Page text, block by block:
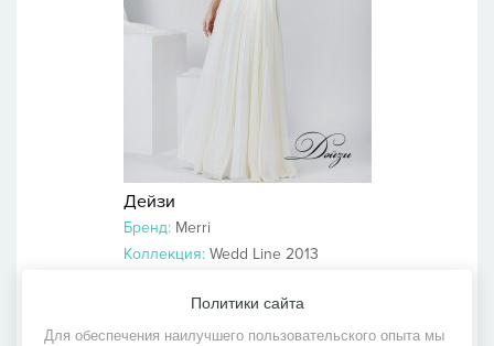
Дейзи
Бренд: Merri
Коллекция: Wedd Line 2013
Политики сайта
Для обеспечения наилучшего пользовательского опыта мы